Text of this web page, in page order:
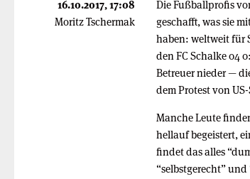
Die Fußballprofis
geschafft, was sie
haben: weltweit für
den FC Schalke 04
Betreuer nieder —
dem Protest von
Manche Leute
hellauf begeistert,
findet das alles
“selbstgerecht”
16.10.2017, 17:08
Moritz Tschermak